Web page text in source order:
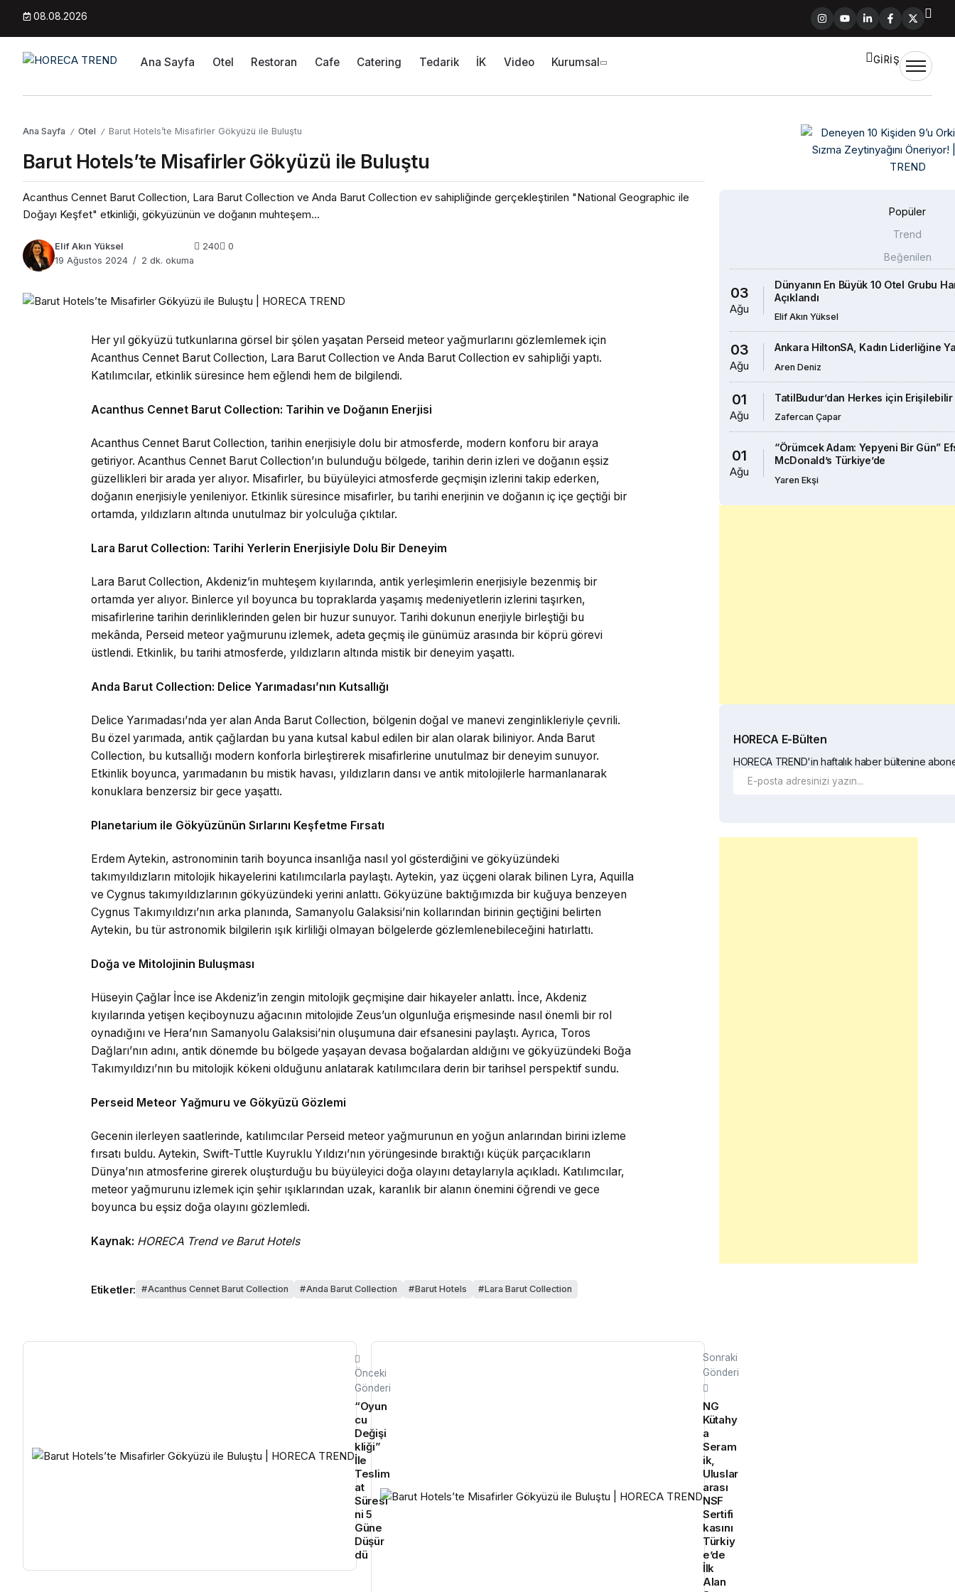
08.08.2026
Ana Sayfa Otel Restoran Cafe Catering Tedarik İK Video Kurumsal GİRİŞ
Ana Sayfa / Otel / Barut Hotels’te Misafirler Gökyüzü ile Buluştu
Barut Hotels’te Misafirler Gökyüzü ile Buluştu
Acanthus Cennet Barut Collection, Lara Barut Collection ve Anda Barut Collection ev sahipliğinde gerçekleştirilen "National Geographic ile
Doğayı Keşfet" etkinliği, gökyüzünün ve doğanın muhteşem...
Elif Akın Yüksel
19 Ağustos 2024
2 dk. okuma
240 0
Her yıl gökyüzü tutkunlarına görsel bir şölen yaşatan Perseid meteor yağmurlarını gözlemlemek için
Acanthus Cennet Barut Collection, Lara Barut Collection ve Anda Barut Collection ev sahipliği yaptı.
Katılımcılar, etkinlik süresince hem eğlendi hem de bilgilendi.
Acanthus Cennet Barut Collection: Tarihin ve Doğanın Enerjisi
Acanthus Cennet Barut Collection, tarihin enerjisiyle dolu bir atmosferde, modern konforu bir araya
getiriyor. Acanthus Cennet Barut Collection’ın bulunduğu bölgede, tarihin derin izleri ve doğanın eşsiz
güzellikleri bir arada yer alıyor. Misafirler, bu büyüleyici atmosferde geçmişin izlerini takip ederken,
doğanın enerjisiyle yenileniyor. Etkinlik süresince misafirler, bu tarihi enerjinin ve doğanın iç içe geçtiği bir
ortamda, yıldızların altında unutulmaz bir yolculuğa çıktılar.
Lara Barut Collection: Tarihi Yerlerin Enerjisiyle Dolu Bir Deneyim
Lara Barut Collection, Akdeniz’in muhteşem kıyılarında, antik yerleşimlerin enerjisiyle bezenmiş bir
ortamda yer alıyor. Binlerce yıl boyunca bu topraklarda yaşamış medeniyetlerin izlerini taşırken,
misafirlerine tarihin derinliklerinden gelen bir huzur sunuyor. Tarihi dokunun enerjiyle birleştiği bu
mekânda, Perseid meteor yağmurunu izlemek, adeta geçmiş ile günümüz arasında bir köprü görevi
üstlendi. Etkinlik, bu tarihi atmosferde, yıldızların altında mistik bir deneyim yaşattı.
Anda Barut Collection: Delice Yarımadası’nın Kutsallığı
Delice Yarımadası’nda yer alan Anda Barut Collection, bölgenin doğal ve manevi zenginlikleriyle çevrili.
Bu özel yarımada, antik çağlardan bu yana kutsal kabul edilen bir alan olarak biliniyor. Anda Barut
Collection, bu kutsallığı modern konforla birleştirerek misafirlerine unutulmaz bir deneyim sunuyor.
Etkinlik boyunca, yarımadanın bu mistik havası, yıldızların dansı ve antik mitolojilerle harmanlanarak
konuklara benzersiz bir gece yaşattı.
Planetarium ile Gökyüzünün Sırlarını Keşfetme Fırsatı
Erdem Aytekin, astronominin tarih boyunca insanlığa nasıl yol gösterdiğini ve gökyüzündeki
takımyıldızların mitolojik hikayelerini katılımcılarla paylaştı. Aytekin, yaz üçgeni olarak bilinen Lyra, Aquilla
ve Cygnus takımyıldızlarının gökyüzündeki yerini anlattı. Gökyüzüne baktığımızda bir kuğuya benzeyen
Cygnus Takımyıldızı’nın arka planında, Samanyolu Galaksisi’nin kollarından birinin geçtiğini belirten
Aytekin, bu tür astronomik bilgilerin ışık kirliliği olmayan bölgelerde gözlemlenebileceğini hatırlattı.
Doğa ve Mitolojinin Buluşması
Hüseyin Çağlar İnce ise Akdeniz’in zengin mitolojik geçmişine dair hikayeler anlattı. İnce, Akdeniz
kıyılarında yetişen keçiboynuzu ağacının mitolojide Zeus’un olgunluğa erişmesinde nasıl önemli bir rol
oynadığını ve Hera’nın Samanyolu Galaksisi’nin oluşumuna dair efsanesini paylaştı. Ayrıca, Toros
Dağları’nın adını, antik dönemde bu bölgede yaşayan devasa boğalardan aldığını ve gökyüzündeki Boğa
Takımyıldızı’nın bu mitolojik kökeni olduğunu anlatarak katılımcılara derin bir tarihsel perspektif sundu.
Perseid Meteor Yağmuru ve Gökyüzü Gözlemi
Gecenin ilerleyen saatlerinde, katılımcılar Perseid meteor yağmurunun en yoğun anlarından birini izleme
fırsatı buldu. Aytekin, Swift-Tuttle Kuyruklu Yıldızı’nın yörüngesinde bıraktığı küçük parçacıkların
Dünya’nın atmosferine girerek oluşturduğu bu büyüleyici doğa olayını detaylarıyla açıkladı. Katılımcılar,
meteor yağmurunu izlemek için şehir ışıklarından uzak, karanlık bir alanın önemini öğrendi ve gece
boyunca bu eşsiz doğa olayını gözlemledi.
Kaynak: HORECA Trend ve Barut Hotels
Etiketler: Acanthus Cennet Barut Collection Anda Barut Collection Barut Hotels Lara Barut Collection
Önceki
Gönderi
“Oyun
cu
Değişi
kliği”
İle
Teslim
at
Süresi
ni 5
Güne
Düşür
dü
Sonraki
Gönderi
NG
Kütahy
a
Seram
ik,
Uluslar
arası
NSF
Sertifi
kasını
Türkiy
e’de
İlk
Alan
Popüler
Trend
Beğenilen
03
Ağu
Dünyanın En Büyük 10 Otel Grubu
Açıklandı
Elif Akın Yüksel
03
Ağu
Ankara HiltonSA, Kadın Liderliğine
Aren Deniz
01
Ağu
TatilBudur’dan Herkes için
Zafercan Çapar
01
Ağu
“Örümcek Adam: Yepyeni Bir Gün”
McDonald’s Türkiye’de
Yaren Ekşi
HORECA E-Bülten
HORECA TREND'in haftalık haber bültenine